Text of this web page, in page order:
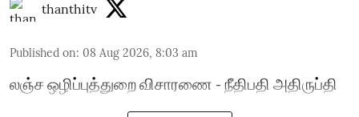
thanthitv
Published on: 08 Aug 2026, 8:03 am
லஞ்ச ஒழிப்புத்துறை விசாரணை - நீதிபதி அதிருப்தி